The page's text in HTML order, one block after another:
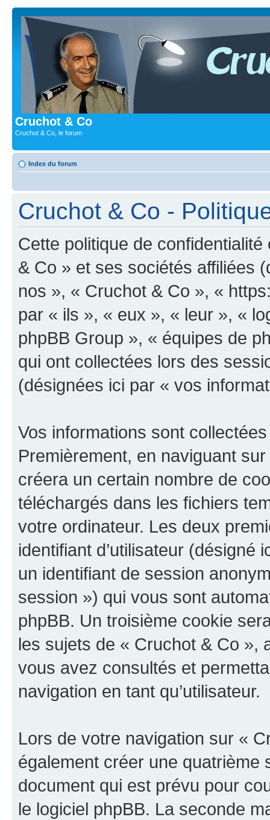
Cruchot & Co
Cruchot & Co, le forum
Index du forum
Cruchot & Co -
Cette politique de
& Co » et ses sociétés affiliées
nos », « Cruchot & Co », «
par « ils », « eux », « leur », «
phpBB Group », « équipes de
qui ont collectées lors des
(désignées ici par « vos
Vos informations sont
Premièrement, en naviguant
créera un certain nombre de
téléchargés dans les fichiers
votre ordinateur. Les deux
identifiant d’utilisateur (désigné
un identifiant de session
session ») qui vous sont
phpBB. Un troisième cookie
les sujets de « Cruchot & Co »,
vous avez consultés et
navigation en tant qu’utilisateur.
Lors de votre navigation sur «
également créer une
document qui est prévu pour
le logiciel phpBB. La seconde